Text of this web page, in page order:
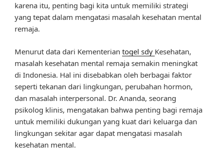
karena itu, penting bagi kita untuk memiliki strategi
yang tepat dalam mengatasi masalah kesehatan mental
remaja.
Menurut data dari Kementerian togel sdy Kesehatan,
masalah kesehatan mental remaja semakin meningkat
di Indonesia. Hal ini disebabkan oleh berbagai faktor
seperti tekanan dari lingkungan, perubahan hormon,
dan masalah interpersonal. Dr. Ananda, seorang
psikolog klinis, mengatakan bahwa penting bagi remaja
untuk memiliki dukungan yang kuat dari keluarga dan
lingkungan sekitar agar dapat mengatasi masalah
kesehatan mental.